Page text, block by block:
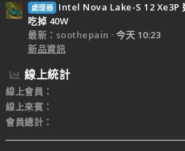
處理器
Intel Nova Lake-S 12 Xe3P
吃掉 40W
最新：soothepain
今天 10:23
新品資訊
線上統計
線上會員
線上來賓
會員總計